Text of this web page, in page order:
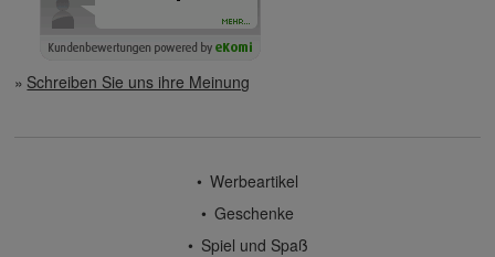
Schreiben Sie uns ihre Meinung
Werbeartikel
Geschenke
Spiel und Spaß